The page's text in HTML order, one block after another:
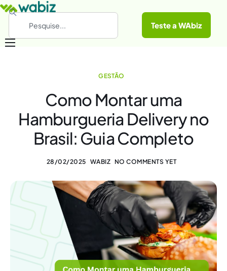
Materiais Gratuitos
Teste a WAbiz
GESTÃO
Como Montar uma
Hamburgueria Delivery no
Brasil: Guia Completo
28/02/2025 WABIZ NO COMMENTS YET